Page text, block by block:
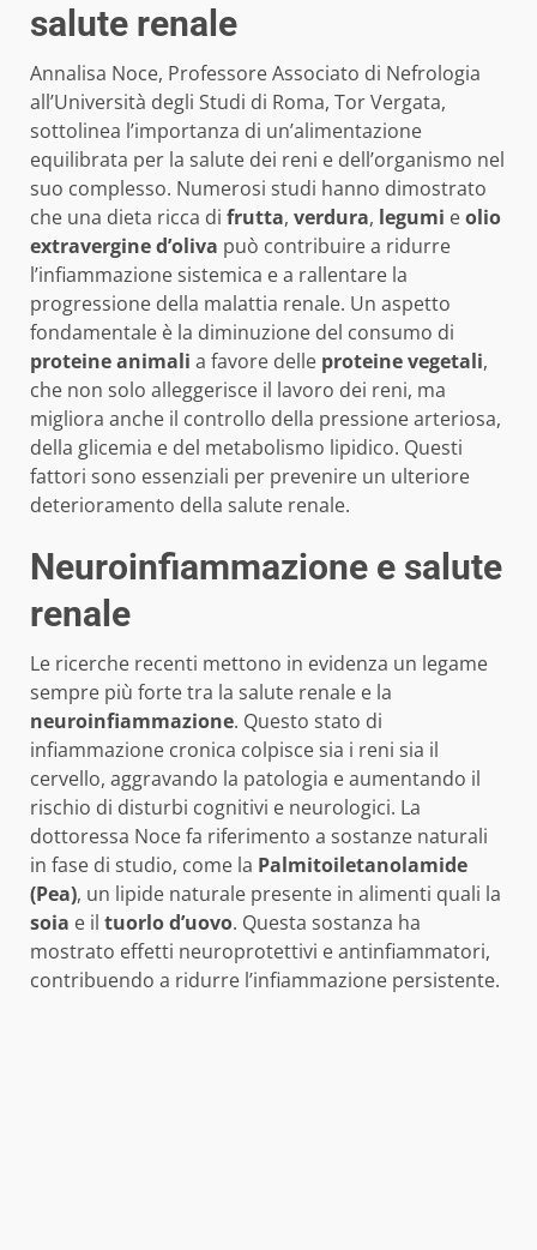
salute renale
Annalisa Noce, Professore Associato di Nefrologia
all’Università degli Studi di Roma, Tor Vergata,
sottolinea l’importanza di un’alimentazione
equilibrata per la salute dei reni e dell’organismo nel
suo complesso. Numerosi studi hanno dimostrato
che una dieta ricca di frutta, verdura, legumi eolio
extravergine d’oliva può contribuire a ridurre
l’infiammazione sistemica e a rallentare la
progressione della malattia renale. Un aspetto
fondamentale è la diminuzione del consumo di
proteine animali a favore delle proteine vegetali,
che non solo alleggerisce il lavoro dei reni, ma
migliora anche il controllo della pressione arteriosa,
della glicemia e del metabolismo lipidico. Questi
fattori sono essenziali per prevenire un ulteriore
deterioramento della salute renale.
Neuroinfiammazione e salute
renale
Le ricerche recenti mettono in evidenza un legame
sempre più forte tra la salute renale e la
neuroinfiammazione. Questo stato di
infiammazione cronica colpisce sia i reni sia il
cervello, aggravando la patologia e aumentando il
rischio di disturbi cognitivi e neurologici. La
dottoressa Noce fa riferimento a sostanze naturali
in fase di studio, come la Palmitoiletanolamide
(Pea), un lipide naturale presente in alimenti quali la
soia e il tuorlo d’uovo. Questa sostanza ha
mostrato effetti neuroprotettivi e antinfiammatori,
contribuendo a ridurre l’infiammazione persistente.